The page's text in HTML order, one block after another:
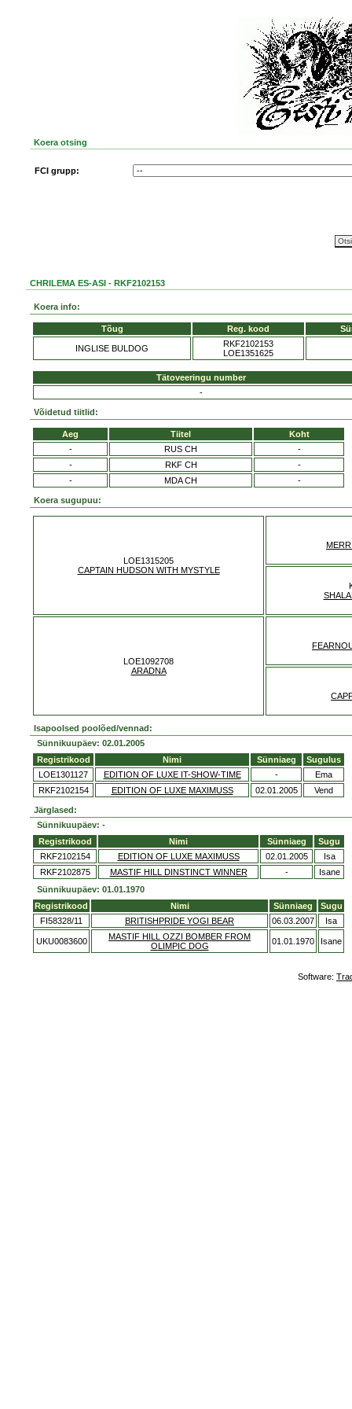
Koera otsing
FCI grupp:
CHRILEMA ES-ASI - RKF2102153
Koera info:
Tõug Reg. kood
INGLISE BULDOG
RKF2102153
LOE1351625
Tätoveeringu number
-
Võidetud tiitlid:
Aeg Tiitel
Koht
-
RUS CH
-
-
RKF CH
-
-
MDA CH -
Koera sugupuu:
LOE1315205
CAPTAIN HUDSON WITH MYSTYLE
LOE1092708
ARADNA
Isapoolsed poolõed/vennad:
Sünnikuupäev: 02.01.2005
Registrikood
Nimi Sünniaeg
Sugulus
LOE1301127
EDITION OF LUXE IT-SHOW-TIME -
Ema
RKF2102154
EDITION OF LUXE MAXIMUSS 02.01.2005 Vend
Järglased:
Sünnikuupäev: -
Registrikood
Nimi Sünniaeg
Sugu
RKF2102154
EDITION OF LUXE MAXIMUSS 02.01.2005
Isa
RKF2102875
MASTIF HILL DINSTINCT WINNER -
Isane
Sünnikuupäev: 01.01.1970
Registrikood
Nimi Sünniaeg
Sugu
FI58328/11
BRITISHPRIDE YOGI BEAR 06.03.2007 Isa
UKU0083600
MASTIF HILL OZZI BOMBER FROM
OLIMPIC DOG
01.01.1970 Isane
Software: